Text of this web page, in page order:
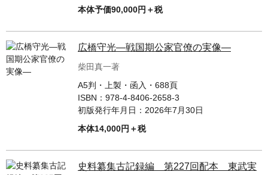
本体予価90,000円＋税
広橋守光—戦国期公家官僚の実像—
柴田真一著
A5判・上製・函入・688頁
ISBN： 978-4-8406-2658-3
初版発行年月日： 2026年7月30日
本体14,000円＋税
史料纂集古記録編 第227回配本 東武実